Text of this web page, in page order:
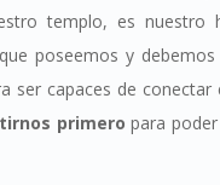
templo, es nuestro
poseemos y
ser capaces de conectar
primeropara